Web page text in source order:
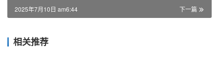
下一篇
2025年7月10日 am6:44
相关推荐